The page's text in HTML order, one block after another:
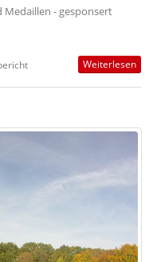
Medaillen - gesponsert
Weiterlesen